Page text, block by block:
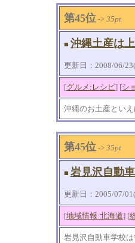
第45位-> 35pt
■ 沖縄土産は
更新日：2008/06/
[グルメ:レシピ] [シ
沖縄のお土産とい
第45位-> 35pt
■ 岩見沢自動
更新日：2005/07/
[地域情報:北海道] [
岩見沢自動車学校